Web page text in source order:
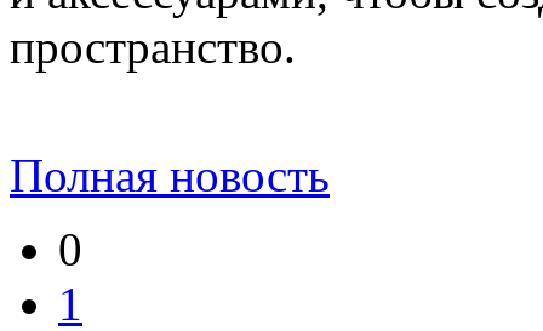
пространство.
Полная новость
0
1